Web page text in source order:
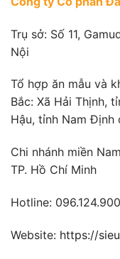
Trụ sở: Số 11,
Nội
Tổ hợp ăn mẫu và
Bắc: Xã Hải Thịnh,
Hậu, tỉnh Nam Định
Chi nhánh miền
TP. Hồ Chí Minh
Hotline:
Website: https://